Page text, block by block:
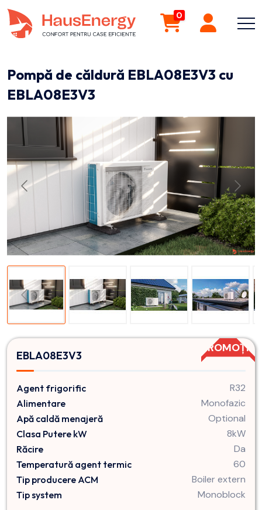
0
Pompă de căldură EBLA08E3V3 cu
EBLA08E3V3
PROMOȚIE
EBLA08E3V3
Agent frigorific R32
Alimentare Monofazic
Apă caldă menajeră Optional
Clasa Putere kW 8kW
Răcire Da
Temperatură agent termic 60
Tip producere ACM Boiler extern
Tip system Monoblock